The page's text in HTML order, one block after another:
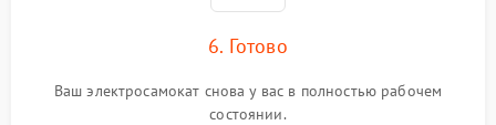
6. Готово
Ваш электросамокат снова у вас в полностью рабочем
состоянии.